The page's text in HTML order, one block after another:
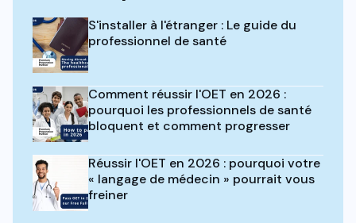
S'installer à l'étranger : Le guide du
professionnel de santé
Comment réussir l'OET en 2026 :
pourquoi les professionnels de santé
bloquent et comment progresser
Réussir l'OET en 2026 : pourquoi votre
« langage de médecin » pourrait vous
freiner